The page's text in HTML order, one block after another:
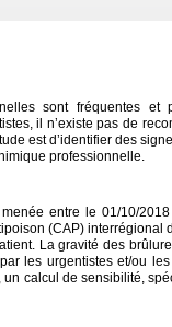
sont fréquentes et
il n’existe pas de
est d’identifier des
professionnelle.
entre le 01/10/
(CAP) interrégional
La gravité des
les urgentistes et/ou
calcul de sensibilité,